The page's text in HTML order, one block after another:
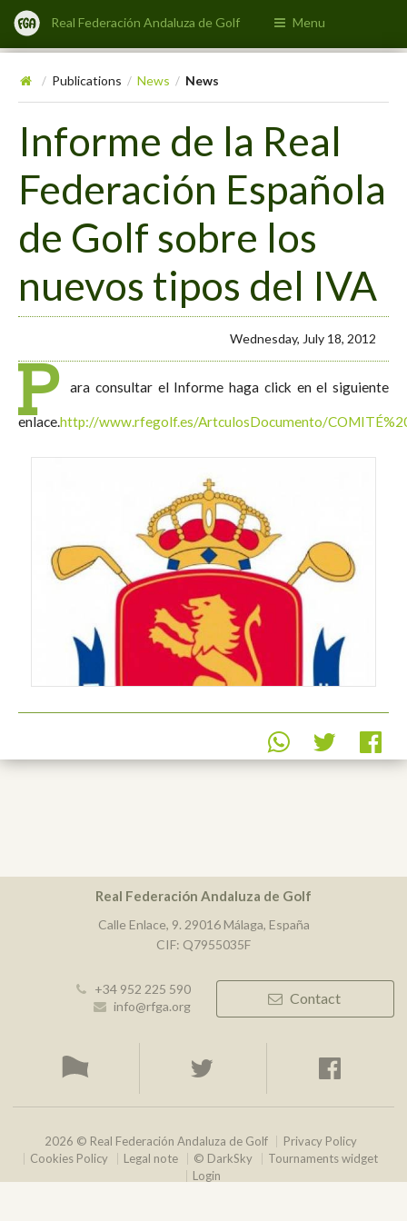
Real Federación Andaluza de Golf Menu
/ Publications / News / News
Informe de la Real
Federación Española
de Golf sobre los
nuevos tipos del IVA
Wednesday, July 18, 2012
P ara consultar el Informe haga click en el siguiente
enlace.http://www.rfegolf.es/ArtculosDocumento/
Real Federación Andaluza de Golf
Calle Enlace, 9. 29016 Málaga, España
CIF: Q7955035F
+34 952 225 590
info@rfga.org
Contact
2026 © Real Federación Andaluza de Golf
Privacy Policy
Cookies Policy
Legal note © DarkSky
Tournaments widget
Login